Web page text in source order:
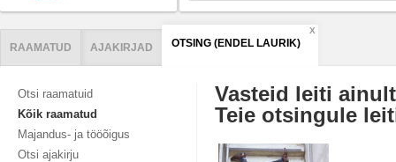
RAAMATUD AJAKIRJAD OTSING (ENDEL LAURIK)
X
Otsi raamatuid
Kõik raamatud
Majandus- ja tööõigus
Otsi ajakirju
Vasteid leiti
Teie otsingule